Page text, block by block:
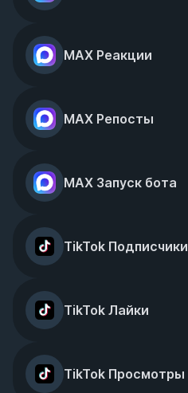
MAX Реакции
MAX Репосты
MAX Запуск бота
TikTok Подписчики
TikTok Лайки
TikTok Просмотры